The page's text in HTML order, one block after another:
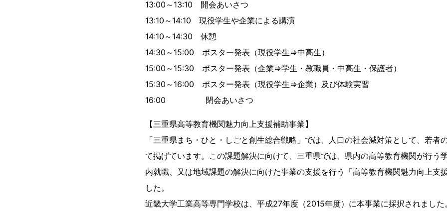
13:00～13:10 開会あいさつ
13:10～14:10 現役学生や企業による講演
14:10～14:30 休憩
14:30～15:00 ポスター発表（現役学生⇒中高生）
15:00～15:30 ポスター発表（企業⇒学生・教職員・中高生・保護者）
15:30～16:00 ポスター発表（現役学生⇒企業）及び体験実習
16:00 閉会あいさつ
【三重県高等教育機関魅力向上支援補助事業】
「三重県まち・ひと・しごと創生総合戦略」では、人口の社会減対策として、若者
て掲げています。この課題解決に向けて、三重県では、県内の高等教育機関が行う
内就職、又は地域課題の解決に向けた事業の支援を行う「高等教育機関魅力向上支
した。
近畿大学工業高等専門学校は、平成27年度（2015年度）に本事業に採択されまし